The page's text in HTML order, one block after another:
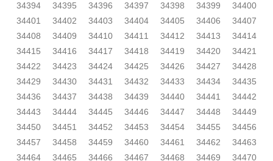
34394
34395 34396 34397 34398 34399
34400
34401
34402 34403 34404 34405 34406
34407
34408
34409 34410 34411 34412 34413
34414
34415
34416 34417 34418 34419 34420
34421
34422
34423 34424 34425 34426 34427
34428
34429
34430 34431 34432 34433 34434
34435
34436
34437 34438 34439 34440 34441
34442
34443
34444 34445 34446 34447 34448
34449
34450
34451 34452 34453 34454 34455
34456
34457
34458 34459 34460 34461 34462
34463
34464
34465 34466 34467 34468 34469
34470